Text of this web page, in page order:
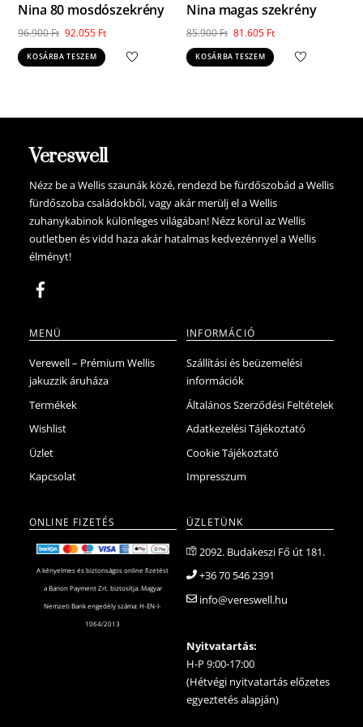
Nina 80 mosdószekrény
96.900Ft Original
price
was:
92.055 FtCurrent
price
KOSÁRBA TESZEM
Nina magas szekrény
85.900Ft Original
price
was:
81.605 FtCurrent
price
KOSÁRBA TESZEM
Vereswell
Nézz be a Wellis szaunák közé, rendezd be fürdőszobád a Wellis
fürdőszoba családokből, vagy akár merülj el a Wellis
zuhanykabinok különleges világában! Nézz körül az Wellis
outletben és vidd haza akár hatalmas kedvezénnyel a Wellis
élményt!
MENÜ
Verewell – Prémium Wellis
jakuzzik áruháza
Termékek
Wishlist
Üzlet
Kapcsolat
INFORMÁCIÓ
Szállítási és beüzemelési
információk
Általános Szerződési Feltételek
Adatkezelési Tájékoztató
Cookie Tájékoztató
Impresszum
ONLINE FIZETÉS
A kényelmes és biztonságos online fizetést
a Barion Payment Zrt. biztosítja. Magyar
Nemzeti Bank engedély száma: H-EN-I-
1064/2013
ÜZLETÜNK
2092. Budakeszi Fő út 181.
+36 70 546 2391
info@vereswell.hu
Nyitvatartás:
H-P 9:00-17:00
(Hétvégi nyitvatartás előzetes
egyeztetés alapján)